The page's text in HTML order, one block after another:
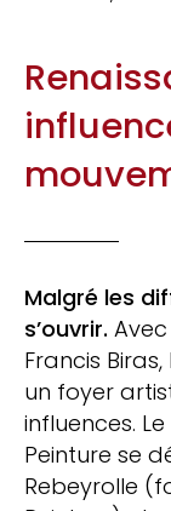
Malgré les
s’ouvrir.
Francis
un foyer
influences.
Peinture se
Rebeyrolle